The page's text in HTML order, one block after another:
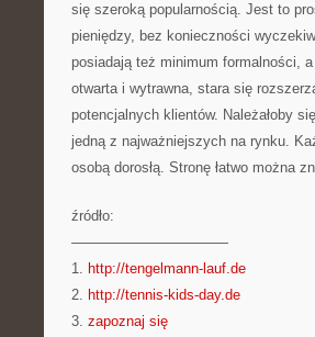
się szeroką popularnością. Jest to
pieniędzy, bez konieczności
posiadają też minimum formalności,
otwarta i wytrawna, stara się
potencjalnych klientów. Należałoby
jedną z najważniejszych na rynku.
osobą dorosłą. Stronę łatwo można
źródło:
———————————
1. http://tengelmann-lauf.de
2. http://tennis-kids-day.de
3. zapoznaj się